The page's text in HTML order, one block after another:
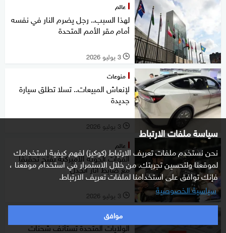
سياسة ملفات الارتباط
نحن نستخدم ملفات تعريف الارتباط (كوكيز) لفهم كيفية استخدامك
لموقعنا ولتحسين تجربتك. من خلال الاستمرار في استخدام موقعنا ،
فإنك توافق على استخدامنا لملفات تعريف الارتباط.
سياسية الخصوصية
موافق
عالم
لهذا السبب.. رجل يضرم النار في نفسه
أمام مقر الأمم المتحدة
l 3 يوليو 2026
منوعات
لإنعاش المبيعات.. تسلا تطلق سيارة
جديدة
l 3 يوليو 2026
عالم
القوات الجوية الأميركية تفتح تحقيقا
مع ضابط أثار الجدل
l 3 يوليو 2026
غرفة الأخبار
الولايات المتحدة تستأنف شحنات